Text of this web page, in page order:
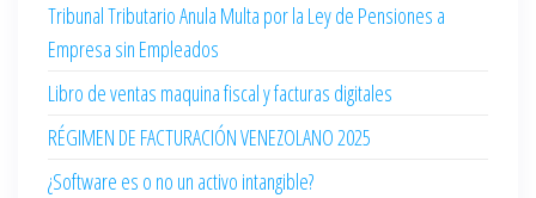
Tribunal Tributario Anula Multa por la Ley de Pensiones a
Empresa sin Empleados
Libro de ventas maquina fiscal y facturas digitales
RÉGIMEN DE FACTURACIÓN VENEZOLANO 2025
¿Software es o no un activo intangible?